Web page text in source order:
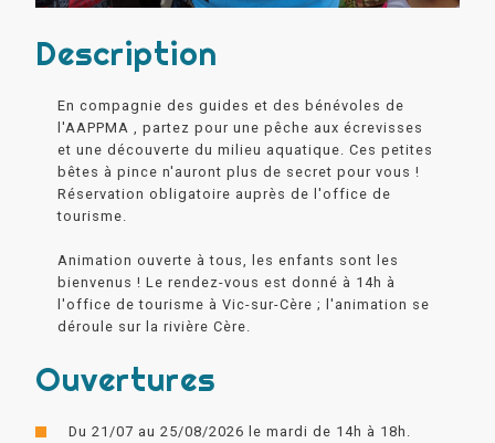
Description
En compagnie des guides et des bénévoles de
l'AAPPMA , partez pour une pêche aux écrevisses
et une découverte du milieu aquatique. Ces petites
bêtes à pince n'auront plus de secret pour vous !
Réservation obligatoire auprès de l'office de
tourisme.
Animation ouverte à tous, les enfants sont les
bienvenus ! Le rendez-vous est donné à 14h à
l'office de tourisme à Vic-sur-Cère ; l'animation se
déroule sur la rivière Cère.
Ouvertures
Du 21/07 au 25/08/2026 le mardi de 14h à 18h.